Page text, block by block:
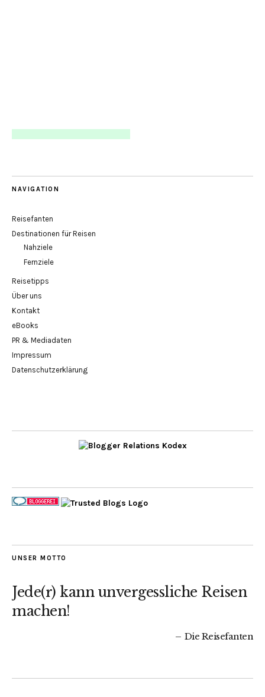
NAVIGATION
Reisefanten
Destinationen für Reisen
Nahziele
Fernziele
Reisetipps
Über uns
Kontakt
eBooks
PR & Mediadaten
Impressum
Datenschutzerklärung
UNSER MOTTO
Jede(r) kann unvergessliche Reisen
machen!
Die Reisefanten